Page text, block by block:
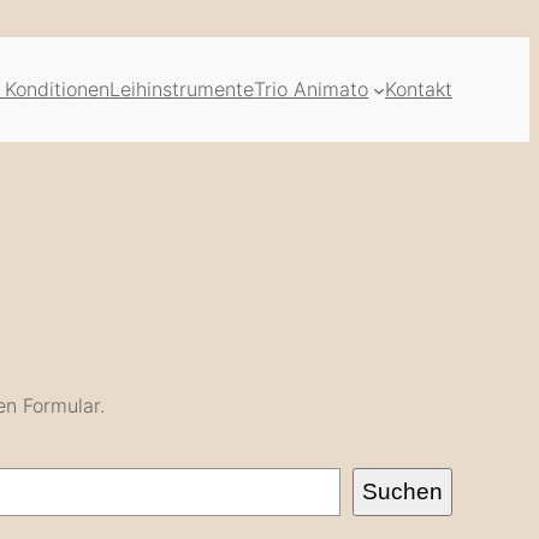
LeihinstrumenteTrio Animato Kontakt
Formular.
Suchen